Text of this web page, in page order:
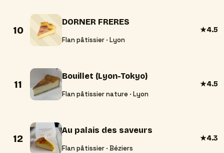
10
DORNER FRERES
Flan pâtissier · Lyon
★4.5
11
Bouillet (Lyon-Tokyo)
Flan pâtissier nature · Lyon
★4.5
12
Au palais des saveurs
Flan pâtissier · Béziers
★4.3